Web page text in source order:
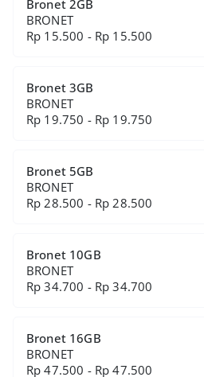
Bronet 2GB
BRONET
Rp 15.500 - Rp 15.500
Bronet 3GB
BRONET
Rp 19.750 - Rp 19.750
Bronet 5GB
BRONET
Rp 28.500 - Rp 28.500
Bronet 10GB
BRONET
Rp 34.700 - Rp 34.700
Bronet 16GB
BRONET
Rp 47.500 - Rp 47.500